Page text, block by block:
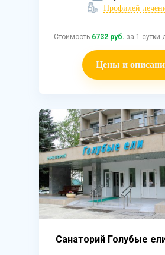
Профилей
Стоимость 6732 руб. за 1 сутки
Цены и
Санаторий Голубые